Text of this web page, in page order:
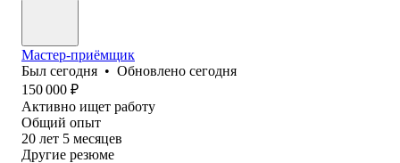
Мастер-приёмщик
Был сегодня • Обновлено сегодня
150 000 ₽
Активно ищет работу
Общий опыт
20 лет 5 месяцев
Другие резюме